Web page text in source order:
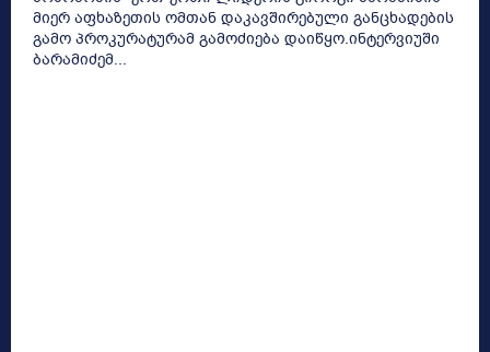
მიერ აფხაზეთის ომთან დაკავშირებული განცხადების
გამო პროკურატურამ გამოძიება დაიწყო.ინტერვიუში
ბარამიძემ...